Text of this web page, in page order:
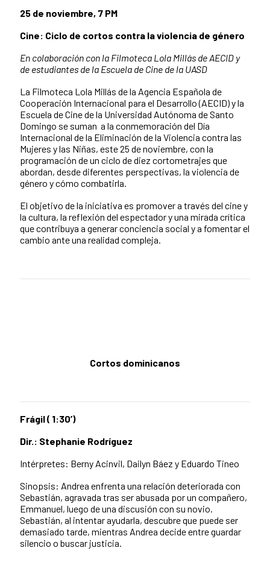
25 de noviembre, 7 PM
Cine: Ciclo de cortos contra la violencia de género
En colaboración con la Filmoteca Lola Millás de AECID y
de estudiantes de la Escuela de Cine de la UASD
La Filmoteca Lola Millás de la Agencia Española de
Cooperación Internacional para el Desarrollo (AECID) y la
Escuela de Cine de la Universidad Autónoma de Santo
Domingo se suman a la conmemoración del Día
Internacional de la Eliminación de la Violencia contra las
Mujeres y las Niñas, este 25 de noviembre, con la
programación de un ciclo de diez cortometrajes que
abordan, desde diferentes perspectivas, la violencia de
género y cómo combatirla.
El objetivo de la iniciativa es promover a través del cine y
la cultura, la reflexión del espectador y una mirada crítica
que contribuya a generar conciencia social y a fomentar el
cambio ante una realidad compleja.
Cortos dominicanos
Frágil ( 1:30’)
Dir.: Stephanie Rodríguez
Intérpretes: Berny Acinvil, Dailyn Báez y Eduardo Tineo
Sinopsis: Andrea enfrenta una relación deteriorada con
Sebastián, agravada tras ser abusada por un compañero,
Emmanuel, luego de una discusión con su novio.
Sebastián, al intentar ayudarla, descubre que puede ser
demasiado tarde, mientras Andrea decide entre guardar
silencio o buscar justicia.